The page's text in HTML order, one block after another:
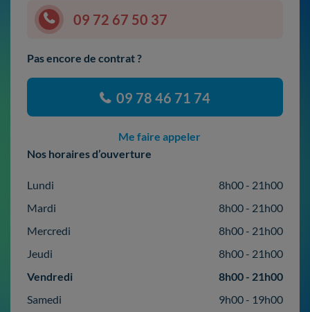
09 72 67 50 37
Pas encore de contrat ?
09 78 46 71 74
Me faire appeler
Nos horaires d’ouverture
Lundi
8h00 - 21h00
Mardi
8h00 - 21h00
Mercredi
8h00 - 21h00
Jeudi
8h00 - 21h00
Vendredi
8h00 - 21h00
Samedi
9h00 - 19h00